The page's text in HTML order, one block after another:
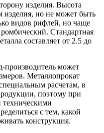
изделия. Высота
изделия, но не может быть
видов рифлей, но чаще
Стандартная
составляет от 2.5 до
производитель может
Металлопрокат
расчетам, в
поэтому при
техническими
с тем, какой
конструкция.